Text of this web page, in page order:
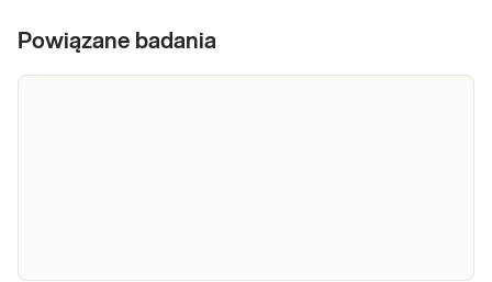
Powiązane badania